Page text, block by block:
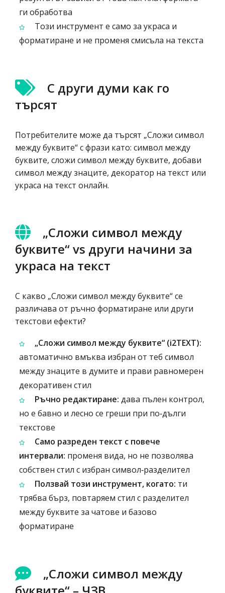
ги обработва
Този инструмент е само за украса и
форматиране и не променя смисъла на текста
С други думи как го
търсят
Потребителите може да търсят „Сложи символ
между буквите“ с фрази като: символ между
буквите, сложи символ между буквите, добави
символ между знаците, декоратор на текст или
украса на текст онлайн.
„Сложи символ между
буквите“ vs други начини за
украса на текст
С какво „Сложи символ между буквите“ се
различава от ръчно форматиране или други
текстови ефекти?
„Сложи символ между буквите“ (i2TEXT):
автоматично вмъква избран от теб символ
между знаците в думите и прави равномерен
декоративен стил
Ръчно редактиране: дава пълен контрол,
но е бавно и лесно се греши при по‑дълги
текстове
Само разреден текст с повече
интервали: променя вида, но не позволява
собствен стил с избран символ‑разделител
Ползвай този инструмент, когато: ти
трябва бърз, повтаряем стил с разделител
между буквите за чатове и базово
форматиране
„Сложи символ между